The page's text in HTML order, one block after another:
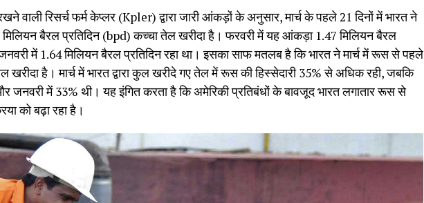
वाली रिसर्च फर्म केप्लर (Kpler) द्वारा जारी आंकड़ों के अनुसार, मार्च के पहले 21 दिनों में भारत ने
बैरल प्रतिदिन (bpd) कच्चा तेल खरीदा है। फरवरी में यह आंकड़ा 1.47 मिलियन बैरल
में 1.64 मिलियन बैरल प्रतिदिन रहा था। इसका साफ मतलब है कि भारत ने मार्च में रूस से पहले
है। मार्च में भारत द्वारा कुल खरीदे गए तेल में रूस की हिस्सेदारी 35% से अधिक रही, जबकि
जनवरी में 33% थी। यह इंगित करता है कि अमेरिकी प्रतिबंधों के बावजूद भारत लगातार रूस से
को बढ़ा रहा है।